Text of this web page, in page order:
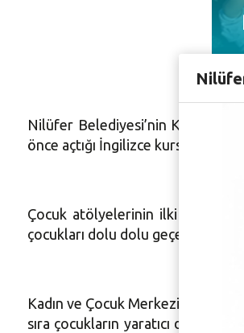
Nilüfer Belediyesi’nin Kültür
önce açtığı İngilizce kursuyla
Çocuk atölyelerinin ilki 10 Ekim
çocukları dolu dolu geçen keyifli
Kadın ve Çocuk Merkezi yeni
sıra çocukların yaratıcı drama